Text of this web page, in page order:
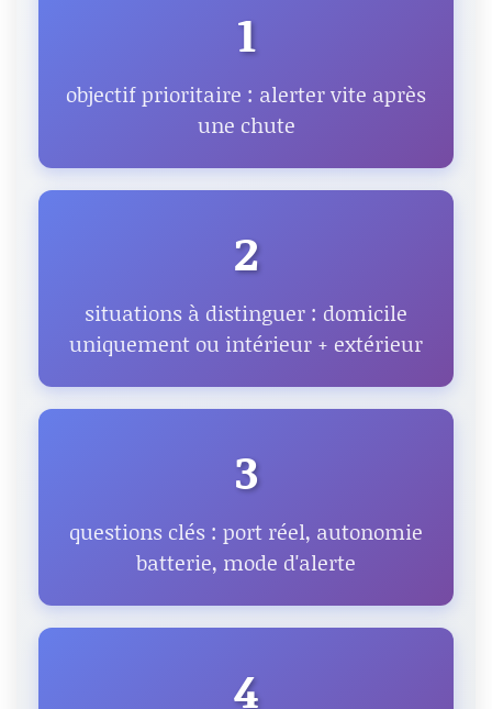
1
objectif prioritaire : alerter vite après
une chute
2
situations à distinguer : domicile
uniquement ou intérieur + extérieur
3
questions clés : port réel, autonomie
batterie, mode d'alerte
4